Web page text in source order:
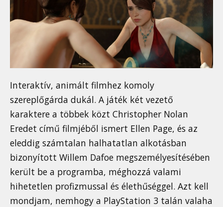
Interaktív, animált filmhez komoly
szereplőgárda dukál. A játék két vezető
karaktere a többek közt Christopher Nolan
Eredet című filmjéből ismert Ellen Page, és az
eleddig számtalan halhatatlan alkotásban
bizonyított Willem Dafoe megszemélyesítésében
került be a programba, méghozzá valami
hihetetlen profizmussal és élethűséggel. Azt kell
mondjam, nemhogy a PlayStation 3 talán valaha